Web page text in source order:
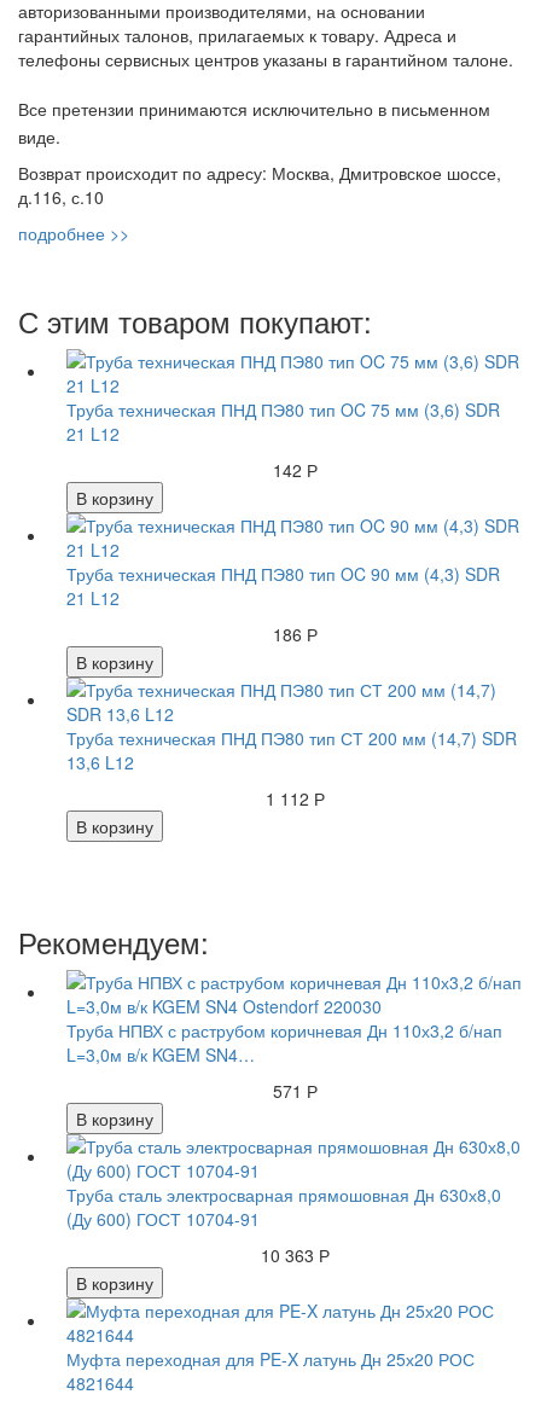
авторизованными производителями, на основании
гарантийных талонов, прилагаемых к товару. Адреса и
телефоны сервисных центров указаны в гарантийном талоне.
Все претензии принимаются исключительно в письменном
виде.
Возврат происходит по адресу: Москва, Дмитровское шоссе,
д.116, с.10
подробнее >>
С этим товаром покупают:
Труба техническая ПНД ПЭ80 тип OC 75 мм (3,6) SDR
21 L12
142 Р
В корзину
Труба техническая ПНД ПЭ80 тип OC 90 мм (4,3) SDR
21 L12
186 Р
В корзину
Труба техническая ПНД ПЭ80 тип СТ 200 мм (14,7) SDR
13,6 L12
1 112 Р
В корзину
Рекомендуем:
Труба НПВХ с раструбом коричневая Дн 110х3,2 б/нап
L=3,0м в/к KGEM SN4…
571 Р
В корзину
Труба сталь электросварная прямошовная Дн 630х8,0
(Ду 600) ГОСТ 10704-91
10 363 Р
В корзину
Муфта переходная для PE-X латунь Дн 25х20 РОС
4821644